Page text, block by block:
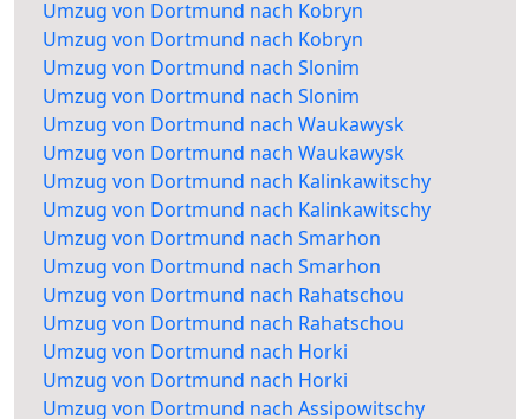
Umzug von Dortmund nach Kobryn
Umzug von Dortmund nach Kobryn
Umzug von Dortmund nach Slonim
Umzug von Dortmund nach Slonim
Umzug von Dortmund nach Waukawysk
Umzug von Dortmund nach Waukawysk
Umzug von Dortmund nach Kalinkawitschy
Umzug von Dortmund nach Kalinkawitschy
Umzug von Dortmund nach Smarhon
Umzug von Dortmund nach Smarhon
Umzug von Dortmund nach Rahatschou
Umzug von Dortmund nach Rahatschou
Umzug von Dortmund nach Horki
Umzug von Dortmund nach Horki
Umzug von Dortmund nach Assipowitschy